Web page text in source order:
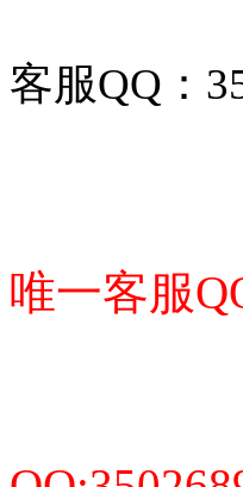
客服QQ：
唯一客服